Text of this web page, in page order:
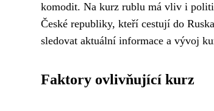
komodit. Na kurz rublu má vliv i
České republiky, kteří cestují do
sledovat aktuální informace a vývoj
Faktory ovlivňující kurz